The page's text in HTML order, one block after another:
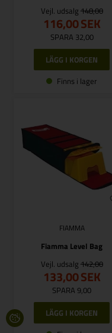
Vejl. udsalg 148,00
116,00SEK
SPARA 32,00
Finns i lager
FIAMMA
Fiamma Level Bag
Vejl. udsalg 142,00
133,00SEK
SPARA 9,00